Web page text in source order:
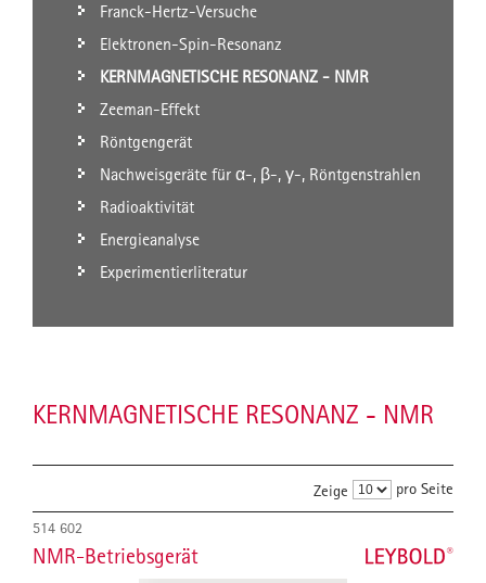
Franck-Hertz-Versuche
Elektronen-Spin-Resonanz
KERNMAGNETISCHE RESONANZ - NMR
Zeeman-Effekt
Röntgengerät
Nachweisgeräte für α-, β-, γ-, Röntgenstrahlen
Radioaktivität
Energieanalyse
Experimentierliteratur
KERNMAGNETISCHE RESONANZ - NMR
Zeige pro Seite
514 602
NMR-Betriebsgerät